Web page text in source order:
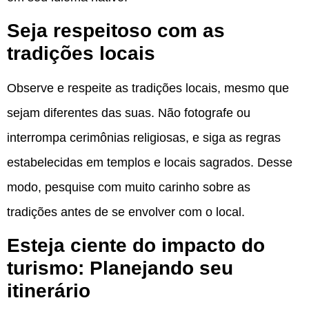
Seja respeitoso com as
tradições locais
Observe e respeite as tradições locais, mesmo que
sejam diferentes das suas. Não fotografe ou
interrompa cerimônias religiosas, e siga as regras
estabelecidas em templos e locais sagrados. Desse
modo, pesquise com muito carinho sobre as
tradições antes de se envolver com o local.
Esteja ciente do impacto do
turismo: Planejando seu
itinerário